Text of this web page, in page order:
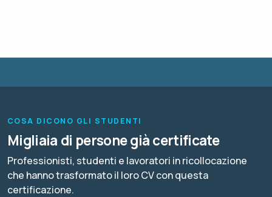
COSA DICONO GLI STUDENTI
Migliaia di persone già certificate
Professionisti, studenti e lavoratori in ricollocazione
che hanno trasformato il loro CV con questa
certificazione.